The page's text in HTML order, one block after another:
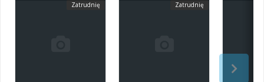
Zatrudnię Zatrudnię